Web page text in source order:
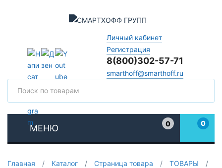
Личный кабинет
Регистрация
8(800)302-57-71
smarthoff@smarthoff.ru
МЕНЮ
0
0
Главная / Каталог / Страница товара / ТОВАРЫ
/